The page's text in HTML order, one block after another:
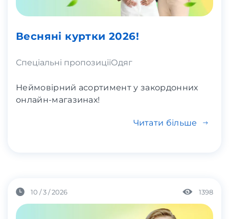
Весняні куртки 2026!
Спеціальні пропозиціїОдяг
Неймовірний асортимент у закордонних
онлайн-магазинах!
Читати більше
10 / 3 / 2026 1398